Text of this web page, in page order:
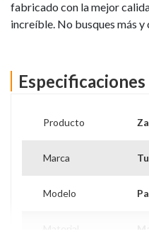
fabricado con la mejor
increíble. No busques más
Producto
Marca
Modelo